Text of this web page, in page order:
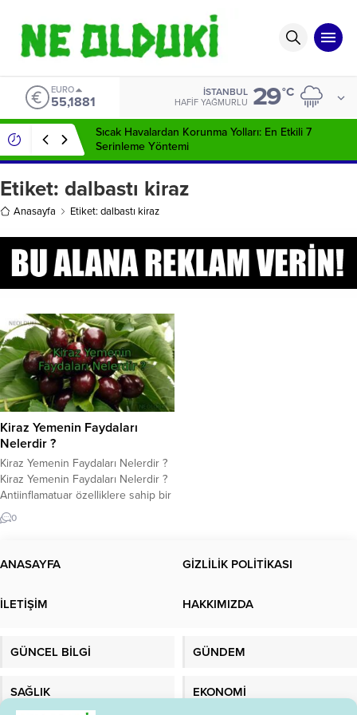
EURO
55,1881
İSTANBUL
HAFIF YAĞMURLU 29°C
Sıcak Havalardan Korunma Yolları: En Etkili 7
Serinleme Yöntemi
Etiket: dalbastı kiraz
Anasayfa Etiket: dalbastı kiraz
Kiraz Yemenin Faydaları
Nelerdir ?
Kiraz Yemenin Faydaları Nelerdir ?
Kiraz Yemenin Faydaları Nelerdir ?
Antiinflamatuar özelliklere sahip bir
antioksidan deposu olan kiraz,
iltihaplanma ve hastalık
faydaları hakkında daha fazla bilgi
ağaçta çiçek açarak baharı, meyve
0
ANASAYFA GİZLİLİK POLİTİKASI
İLETİŞİM HAKKIMIZDA
GÜNCEL BİLGİ GÜNDEM
SAĞLIK EKONOMİ